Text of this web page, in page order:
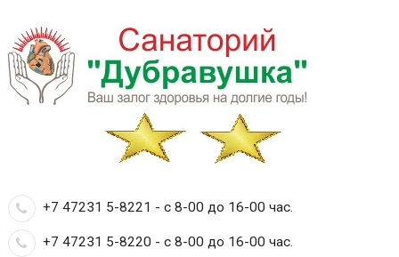
+7 47231 5-8221 - с 8-00 до 16-00 час.
+7 47231 5-8220 - с 8-00 до 16-00 час.